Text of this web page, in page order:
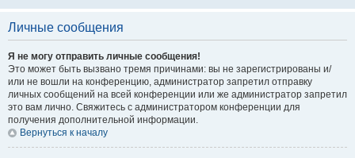
Личные сообщения
Я не могу отправить личные сообщения!
Это может быть вызвано тремя причинами: вы не зарегистрированы и/
или не вошли на конференцию, администратор запретил отправку
личных сообщений на всей конференции или же администратор запретил
это вам лично. Свяжитесь с администратором конференции для
получения дополнительной информации.
Вернуться к началу